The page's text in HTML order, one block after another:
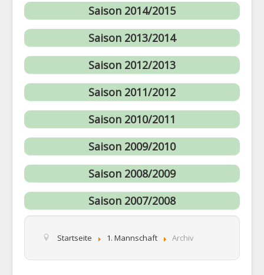
Home
1. Mannschaft
2. Mannschaft
AH
Statistiken
Die SG
Links
Neuigkeiten
Datenschutz
Impressum
Saison 2014/2015
Saison 2013/2014
Saison 2012/2013
Saison 2011/2012
Saison 2010/2011
Saison 2009/2010
Saison 2008/2009
Saison 2007/2008
Startseite 1. Mannschaft Archiv